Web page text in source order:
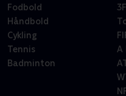
Fodbold
Håndbold
Cykling
Tennis
Badminton
A